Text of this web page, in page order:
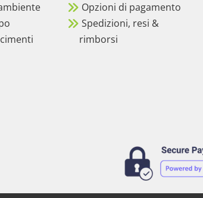
Opzioni di pagamento
Spedizioni, resi &
rimborsi